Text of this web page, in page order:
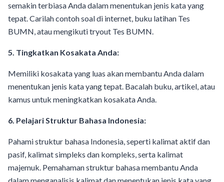
semakin terbiasa Anda dalam menentukan jenis kata yang
tepat. Carilah contoh soal di internet, buku latihan Tes
BUMN, atau mengikuti tryout Tes BUMN.
5. Tingkatkan Kosakata Anda:
Memiliki kosakata yang luas akan membantu Anda dalam
menentukan jenis kata yang tepat. Bacalah buku, artikel, atau
kamus untuk meningkatkan kosakata Anda.
6. Pelajari Struktur Bahasa Indonesia:
Pahami struktur bahasa Indonesia, seperti kalimat aktif dan
pasif, kalimat simpleks dan kompleks, serta kalimat
majemuk. Pemahaman struktur bahasa membantu Anda